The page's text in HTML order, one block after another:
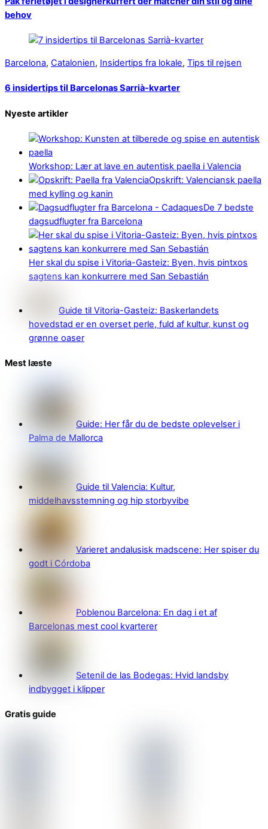
behov
Barcelona, Catalonien, Insidertips fra lokale, Tips til rejsen
6 insidertips til Barcelonas Sarrià-kvarter
Nyeste artikler
Workshop: Lær at lave en autentisk paella i Valencia
Opskrift: Valenciansk paella
med kylling og kanin
De 7 bedste
dagsudflugter fra Barcelona
Her skal du spise i Vitoria-Gasteiz: Byen, hvis pintxos
sagtens kan konkurrere med San Sebastián
Guide til Vitoria-Gasteiz: Baskerlandets
hovedstad er en overset perle, fuld af kultur, kunst og
grønne oaser
Mest læste
Guide: Her får du de bedste oplevelser i
Palma de Mallorca
Guide til Valencia: Kultur,
middelhavsstemning og hip storbyvibe
Varieret andalusisk madscene: Her spiser du
godt i Córdoba
Poblenou Barcelona: En dag i et af
Barcelonas mest cool kvarterer
Setenil de las Bodegas: Hvid landsby
indbygget i klipper
Gratis guide